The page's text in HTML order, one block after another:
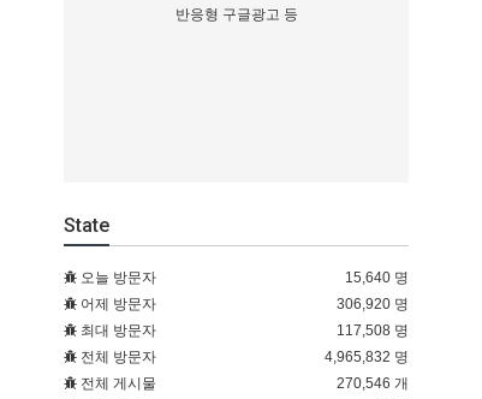
반응형 구글광고 등
State
오늘 방문자
15,640 명
어제 방문자
306,920 명
최대 방문자
117,508 명
전체 방문자
4,965,832 명
전체 게시물
270,546 개